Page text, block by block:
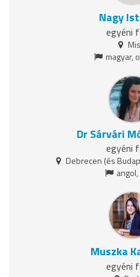
Nagy
egyéni
magyar,
Dr Sárvári
egyéni
Debrecen (és
Muszka
egyéni